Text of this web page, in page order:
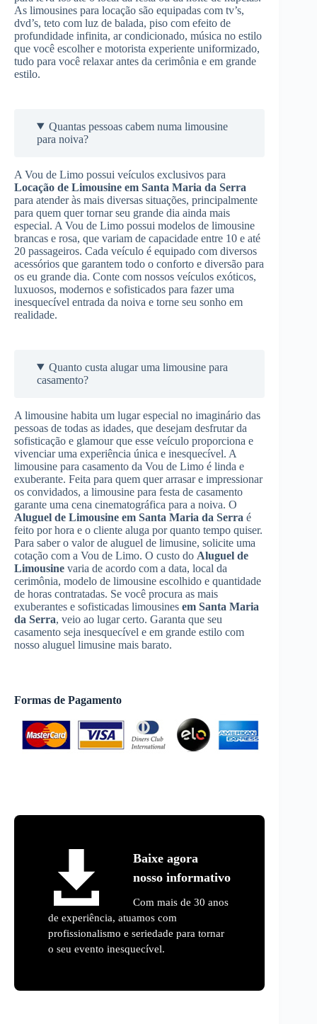
As limousines para locação são equipadas com tv’s,
dvd’s, teto com luz de balada, piso com efeito de
profundidade infinita, ar condicionado, música no estilo
que você escolher e motorista experiente uniformizado,
tudo para você relaxar antes da cerimônia e em grande
estilo.
Quantas pessoas cabem numa limousine
para noiva?
A Vou de Limo possui veículos exclusivos para
Locação de Limousine em Santa Maria da Serra
para atender às mais diversas situações, principalmente
para quem quer tornar seu grande dia ainda mais
especial. A Vou de Limo possui modelos de limousine
brancas e rosa, que variam de capacidade entre 10 e até
20 passageiros. Cada veículo é equipado com diversos
acessórios que garantem todo o conforto e diversão para
os eu grande dia. Conte com nossos veículos exóticos,
luxuosos, modernos e sofisticados para fazer uma
inesquecível entrada da noiva e torne seu sonho em
realidade.
Quanto custa alugar uma limousine para
casamento?
A limousine habita um lugar especial no imaginário das
pessoas de todas as idades, que desejam desfrutar da
sofisticação e glamour que esse veículo proporciona e
vivenciar uma experiência única e inesquecível. A
limousine para casamento da Vou de Limo é linda e
exuberante. Feita para quem quer arrasar e impressionar
os convidados, a limousine para festa de casamento
garante uma cena cinematográfica para a noiva. O
Aluguel de Limousine em Santa Maria da Serra é
feito por hora e o cliente aluga por quanto tempo quiser.
Para saber o valor de aluguel de limusine, solicite uma
cotação com a Vou de Limo. O custo do Aluguel de
Limousine varia de acordo com a data, local da
cerimônia, modelo de limousine escolhido e quantidade
de horas contratadas. Se você procura as mais
exuberantes e sofisticadas limousines em Santa Maria
da Serra, veio ao lugar certo. Garanta que seu
casamento seja inesquecível e em grande estilo com
nosso aluguel limusine mais barato.
Formas de Pagamento
Baixe agora
nosso informativo
Com mais de 30 anos
de experiência, atuamos com
profissionalismo e seriedade para tornar
o seu evento inesquecível.